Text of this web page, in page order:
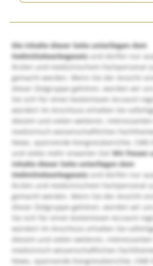
Die Inhalte dieser Seite unterliegen dem
Heilmittelwerbegesetzund dürfen nur
Ärzten und medizinischem Fachpersonal
gemacht werden. Wenn Sie der Ansicht
dieser Zielgruppe gehören, würden wir
Sie sich für einen kostenlosen Account
würden! Im Anschluss erhalten Sie
diesem und vielen weiteren,
medizinisch-wissenschaftlichen
News, spannende Kongressberichte,
und vieles mehr erwarten Sie!Wir freuen
Inhalte dieser Seite unterliegen dem
Heilmittelwerbegesetzund dürfen nur
Ärzten und medizinischem Fachpersonal
gemacht werden. Wenn Sie der Ansicht
dieser Zielgruppe gehören, würden wir
Sie sich für einen kostenlosen Account
würden! Im Anschluss erhalten Sie
diesem und vielen weiteren,
medizinisch-wissenschaftlichen
News, spannende Kongressberichte,